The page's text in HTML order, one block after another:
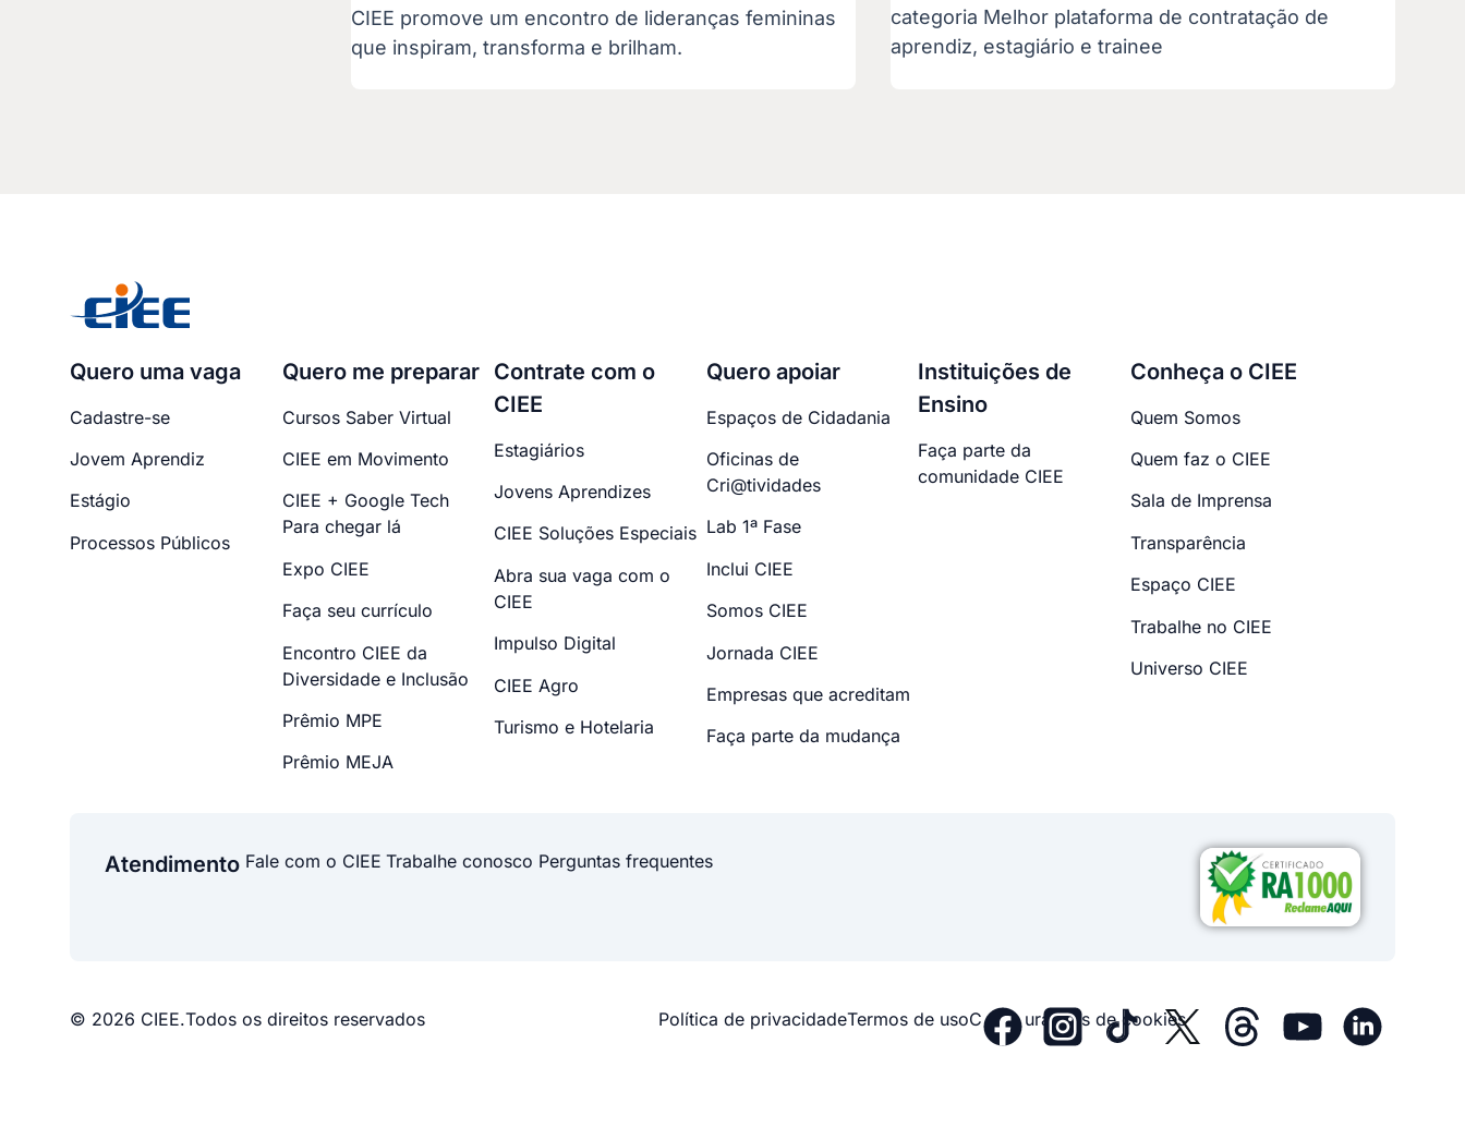
CIEE promove um encontro de lideranças femininas
que inspiram, transforma e brilham.
categoria Melhor plataforma de contratação de
aprendiz, estagiário e trainee
Quero uma vaga
Cadastre-se
Jovem Aprendiz
Estágio
Processos Públicos
Quero me preparar
Cursos Saber Virtual
CIEE em Movimento
CIEE + Google Tech
Para chegar lá
Expo CIEE
Faça seu currículo
Encontro CIEE da
Diversidade e Inclusão
Prêmio MPE
Prêmio MEJA
Contrate com o
CIEE
Estagiários
Jovens Aprendizes
CIEE Soluções Especiais
Abra sua vaga com o
CIEE
Impulso Digital
CIEE Agro
Turismo e Hotelaria
Quero apoiar
Espaços de Cidadania
Oficinas de
Cri@tividades
Lab 1ª Fase
Inclui CIEE
Somos CIEE
Jornada CIEE
Empresas que acreditam
Faça parte da mudança
Instituições de
Ensino
Faça parte da
comunidade CIEE
Conheça o CIEE
Quem Somos
Quem faz o CIEE
Sala de Imprensa
Transparência
Espaço CIEE
Trabalhe no CIEE
Universo CIEE
Atendimento Fale com o CIEE Trabalhe conosco Perguntas frequentes
© 2026 CIEE.Todos os direitos reservados Política de privacidadeTermos de usoConfigurações de cookies